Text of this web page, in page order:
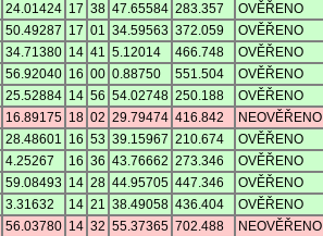
24.01424 17 38 47.65584 283.357 OVĚŘENO
50.49287 17 01 34.59563 372.059 OVĚŘENO
34.71380 14 41 5.12014 466.748 OVĚŘENO
56.92040 16 00 0.88750 551.504 OVĚŘENO
25.52884 14 56 54.02748 250.188 OVĚŘENO
16.89175 18 02 29.79474 416.842 NEOVĚŘENO
28.48601 16 53 39.15967 210.674 OVĚŘENO
4.25267 16 36 43.76662 273.346 OVĚŘENO
59.08493 14 28 44.95705 447.346 OVĚŘENO
3.31632 14 21 38.49058 436.404 OVĚŘENO
56.03780 14 32 55.37365 702.488 NEOVĚŘENO